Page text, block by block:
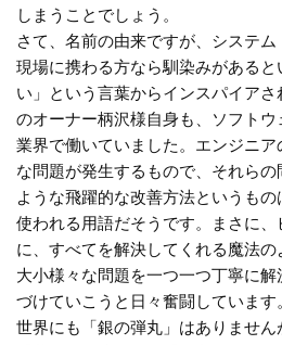
しまうことでしょう。
さて、名前の由来ですが、システ
現場に携わる方なら馴染みがある
い」という言葉からインスパイア
のオーナー柄沢様自身も、ソフト
業界で働いていました。エンジニア
な問題が発生するもので、それら
ような飛躍的な改善方法というも
使われる用語だそうです。まさに、
に、すべてを解決してくれる魔法の
大小様々な問題を一つ一つ丁寧に
づけていこうと日々奮闘していま
世界にも「銀の弾丸」はありません